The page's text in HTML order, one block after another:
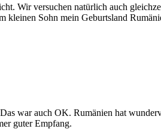
Wir versuchen natürlich auch
kleinen Sohn mein Geburtsland
war auch OK. Rumänien hat
guter Empfang.